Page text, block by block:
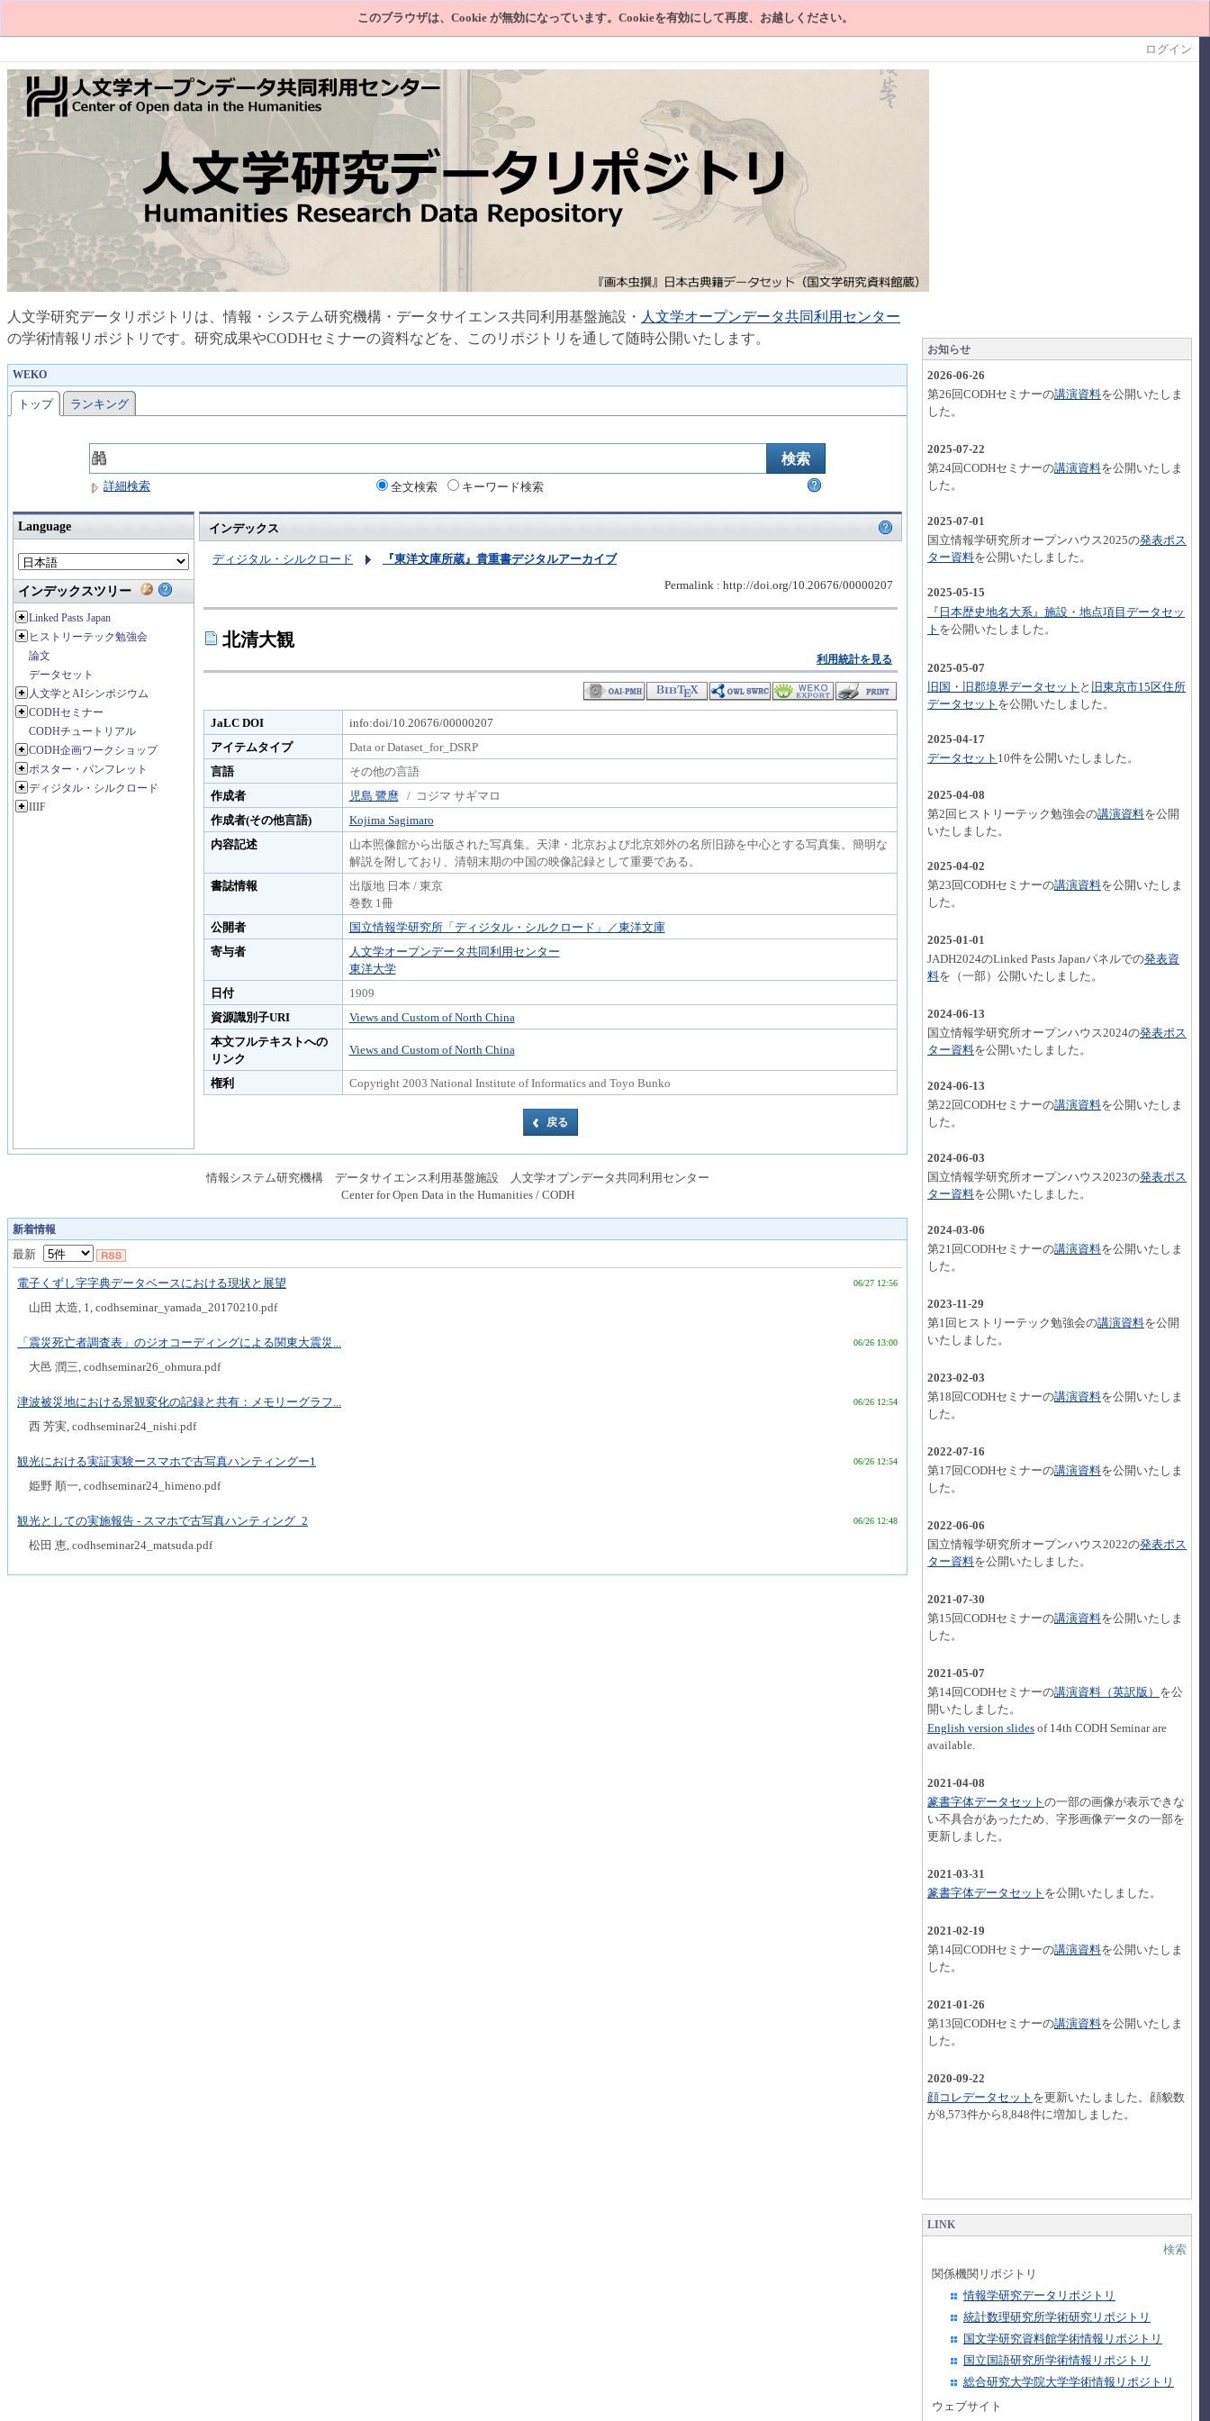
このブラウザは、Cookie が無効になっています。Cookieを有効にして再度、お越しください。
ログイン
人文学研究データリポジトリは、情報・システム研究機構・データサイエンス共同利用基盤施設・ 人文学オープンデータ共同利用センター
の学術情報リポジトリです。研究成果やCODHセミナーの資料などを、このリポジトリを通して随時公開いたします。
WEKO
トップ ランキング
詳細検索 全文検索 キーワード検索
Language
インデックスツリー
Linked Pasts Japan
ヒストリーテック勉強会
論文
データセット
人文学とAIシンポジウム
CODHセミナー
CODHチュートリアル
CODH企画ワークショップ
ポスター・パンフレット
ディジタル・シルクロード
IIIF
インデックス
ディジタル・シルクロード
『東洋文庫所蔵』貴重書デジタルアーカイブ
Permalink : http://doi.org/10.20676/00000207
北清大観
利用統計を見る
JaLC DOI
info:doi/10.20676/00000207
アイテムタイプ
Data or Dataset_for_DSRP
言語
その他の言語
作成者
児島 鷺麿 / コジマ サギマロ
作成者(その他言語)
Kojima Sagimaro
内容記述
山本照像館から出版された写真集。天津・北京および北京郊外の名所旧跡を中心とする写真集。簡明な
解説を附しており、清朝末期の中国の映像記録として重要である。
書誌情報
出版地 日本 / 東京
巻数 1冊
公開者
国立情報学研究所「ディジタル・シルクロード」／東洋文庫
寄与者
人文学オープンデータ共同利用センター
東洋大学
日付
1909
資源識別子URI
Views and Custom of North China
本文フルテキストへの
リンク
Views and Custom of North China
権利 Copyright 2003 National Institute of Informatics and Toyo Bunko
情報システム研究機構 データサイエンス利用基盤施設 人文学オプンデータ共同利用センター
Center for Open Data in the Humanities / CODH
新着情報
最新
電子くずし字字典データベースにおける現状と展望 06/27 12:56
山田 太造, 1, codhseminar_yamada_20170210.pdf
「震災死亡者調査表」のジオコーディングによる関東大震災... 06/26 13:00
大邑 潤三, codhseminar26_ohmura.pdf
津波被災地における景観変化の記録と共有：メモリーグラフ... 06/26 12:54
西 芳実, codhseminar24_nishi.pdf
観光における実証実験ースマホで古写真ハンティングー1 06/26 12:54
姫野 順一, codhseminar24_himeno.pdf
観光としての実施報告 - スマホで古写真ハンティング_2 06/26 12:48
松田 恵, codhseminar24_matsuda.pdf
お知らせ
2026-06-26
第26回CODHセミナーの講演資料を公開いたしま
した。
2025-07-22
第24回CODHセミナーの講演資料を公開いたしま
した。
2025-07-01
国立情報学研究所オープンハウス2025の発表ポス
ター資料を公開いたしました。
2025-05-15
『日本歴史地名大系』施設・地点項目データセッ
ト を公開いたしました。
2025-05-07
旧国・旧郡境界データセット と 旧東京市15区住所
データセット を公開いたしました。
2025-04-17
データセット 10件を公開いたしました。
2025-04-08
第2回ヒストリーテック勉強会の講演資料を公開
いたしました。
2025-04-02
第23回CODHセミナーの講演資料を公開いたしま
した。
2025-01-01
JADH2024のLinked Pasts Japanパネルでの発表資
料を（一部）公開いたしました。
2024-06-13
国立情報学研究所オープンハウス2024の発表ポス
ター資料を公開いたしました。
2024-06-13
第22回CODHセミナーの講演資料を公開いたしま
した。
2024-06-03
国立情報学研究所オープンハウス2023の発表ポス
ター資料を公開いたしました。
2024-03-06
第21回CODHセミナーの講演資料を公開いたしま
した。
2023-11-29
第1回ヒストリーテック勉強会の講演資料を公開
いたしました。
2023-02-03
第18回CODHセミナーの講演資料を公開いたしま
した。
2022-07-16
第17回CODHセミナーの講演資料を公開いたしま
した。
2022-06-06
国立情報学研究所オープンハウス2022の発表ポス
ター資料を公開いたしました。
2021-07-30
第15回CODHセミナーの講演資料を公開いたしま
した。
2021-05-07
第14回CODHセミナーの講演資料（英訳版） を公
開いたしました。
English version slides of 14th CODH Seminar are
available.
2021-04-08
篆書字体データセット の一部の画像が表示できな
い不具合があったため、字形画像データの一部を
更新しました。
2021-03-31
篆書字体データセット を公開いたしました。
2021-02-19
第14回CODHセミナーの講演資料を公開いたしま
した。
2021-01-26
第13回CODHセミナーの講演資料を公開いたしま
した。
2020-09-22
顔コレデータセット を更新いたしました。顔貌数
が8,573件から8,848件に増加しました。
LINK
検索
関係機関リポジトリ
情報学研究データリポジトリ
統計数理研究所学術研究リポジトリ
国文学研究資料館学術情報リポジトリ
国立国語研究所学術情報リポジトリ
総合研究大学院大学学術情報リポジトリ
ウェブサイト